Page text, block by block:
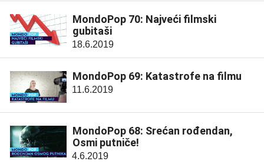
MondoPop 70: Najveći filmski
gubitaši
18.6.2019
MondoPop 69: Katastrofe na filmu
11.6.2019
MondoPop 68: Srećan rođendan,
Osmi putniče!
4.6.2019